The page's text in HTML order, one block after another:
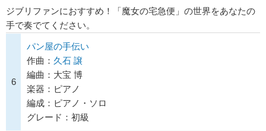
ジブリファンにおすすめ！「魔女の宅急便」の世界をあなたの
手で奏でてください。
6
パン屋の手伝い
作曲： 久石 譲
編曲：大宝 博
楽器：ピアノ
編成：ピアノ・ソロ
グレード：初級